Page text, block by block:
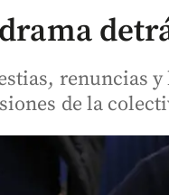
renuncias y
de la